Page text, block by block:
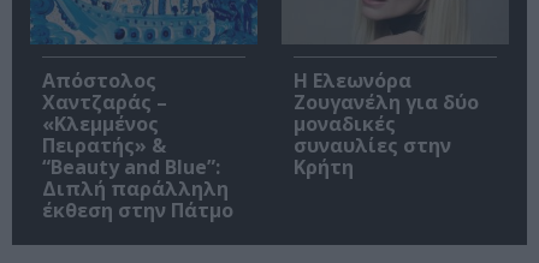
Απόστολος
Χαντζαράς –
«Κλεμμένος
Πειρατής» &
“Beauty and Blue”:
Διπλή παράλληλη
έκθεση στην Πάτμο
Η Ελεωνόρα
Ζουγανέλη για δύο
μοναδικές
συναυλίες στην
Κρήτη